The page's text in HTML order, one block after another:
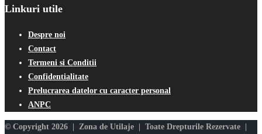
Linkuri utile
Despre noi
Contact
Termeni si Conditii
Confidentialitate
Prelucrarea datelor cu caracter personal
ANPC
© Copyright 2026 | Zona de Utilaje | Toate Drepturile Rezervate |